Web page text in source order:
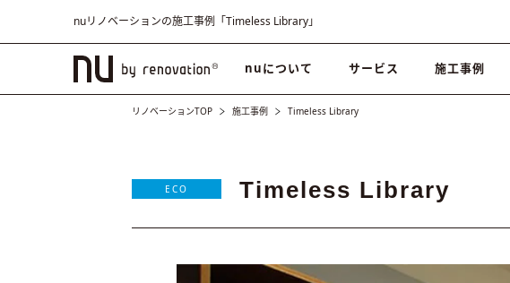
nuリノベーションの施工事例「Timeless Library」
nuについて サービス 施工事例
リノベーションTOP 施工事例 Timeless Library
ECO Timeless Library